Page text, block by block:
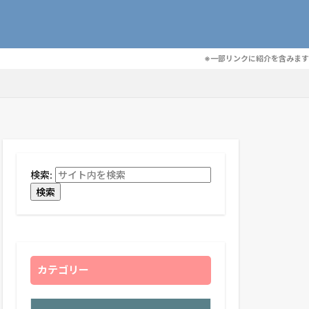
※一部リンクに紹介を含みます
検索:
検索
カテゴリー